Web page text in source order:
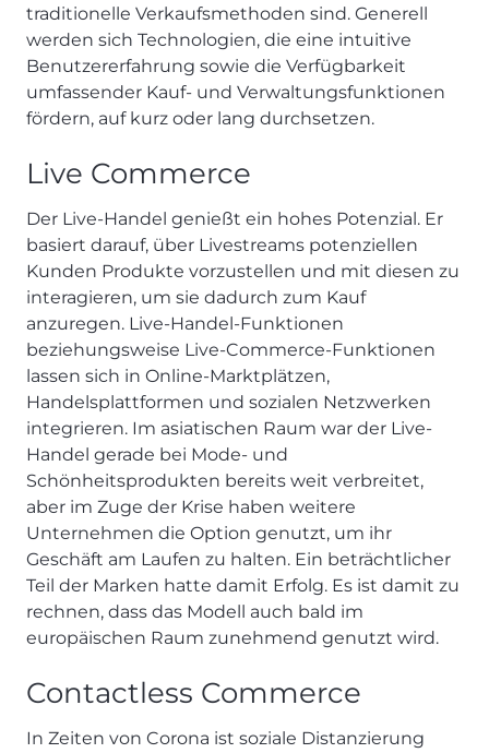
traditionelle Verkaufsmethoden sind. Generell
werden sich Technologien, die eine intuitive
Benutzererfahrung sowie die Verfügbarkeit
umfassender Kauf- und Verwaltungsfunktionen
fördern, auf kurz oder lang durchsetzen.
Live Commerce
Der Live-Handel genießt ein hohes Potenzial. Er
basiert darauf, über Livestreams potenziellen
Kunden Produkte vorzustellen und mit diesen zu
interagieren, um sie dadurch zum Kauf
anzuregen. Live-Handel-Funktionen
beziehungsweise Live-Commerce-Funktionen
lassen sich in Online-Marktplätzen,
Handelsplattformen und sozialen Netzwerken
integrieren. Im asiatischen Raum war der Live-
Handel gerade bei Mode- und
Schönheitsprodukten bereits weit verbreitet,
aber im Zuge der Krise haben weitere
Unternehmen die Option genutzt, um ihr
Geschäft am Laufen zu halten. Ein beträchtlicher
Teil der Marken hatte damit Erfolg. Es ist damit zu
rechnen, dass das Modell auch bald im
europäischen Raum zunehmend genutzt wird.
Contactless Commerce
In Zeiten von Corona ist soziale Distanzierung